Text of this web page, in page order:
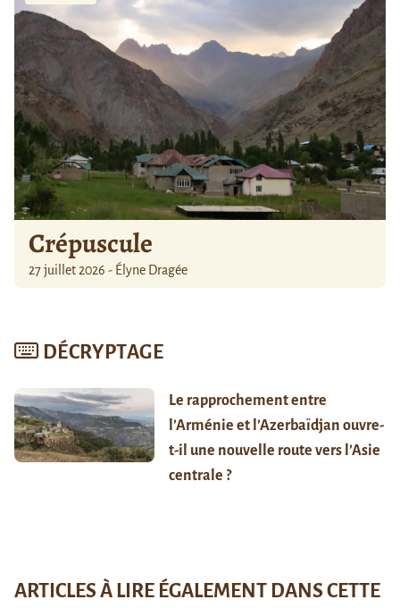
Crépuscule
27 juillet 2026 - Élyne Dragée
DÉCRYPTAGE
Le rapprochement entre
l’Arménie et l’Azerbaïdjan ouvre-
t-il une nouvelle route vers l’Asie
centrale ?
ARTICLES À LIRE ÉGALEMENT DANS CETTE